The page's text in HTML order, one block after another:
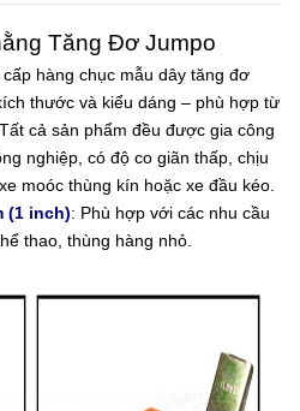
Tăng Đơ Jumpo
cấp hàng chục mẫu dây tăng đơ
thước và kiểu dáng – phù hợp từ
cả sản phẩm đều được gia công
nghiệp, có độ co giãn thấp, chịu
moóc thùng kín hoặc xe đầu kéo.
(1 inch): Phù hợp với các nhu cầu
thao, thùng hàng nhỏ.